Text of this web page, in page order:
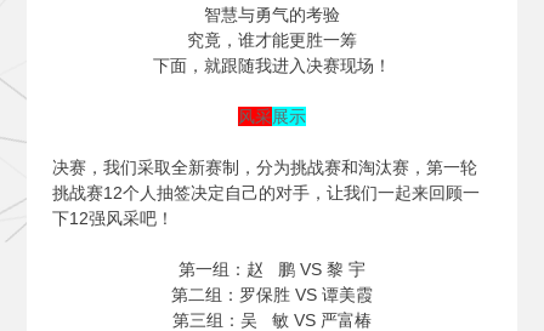
智慧与勇气的考验
究竟，谁才能更胜一筹
下面，就跟随我进入决赛现场！
风采展示
决赛，我们采取全新赛制，分为挑战赛和淘汰赛，第一轮
挑战赛12个人抽签决定自己的对手，让我们一起来回顾一
下12强风采吧！
第一组：赵 鹏 VS 黎 宇
第二组：罗保胜 VS 谭美霞
第三组：吴 敏 VS 严富椿